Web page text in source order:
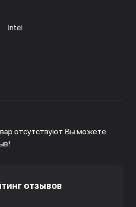
Intel
отсутствуют. Вы можете
отзывов